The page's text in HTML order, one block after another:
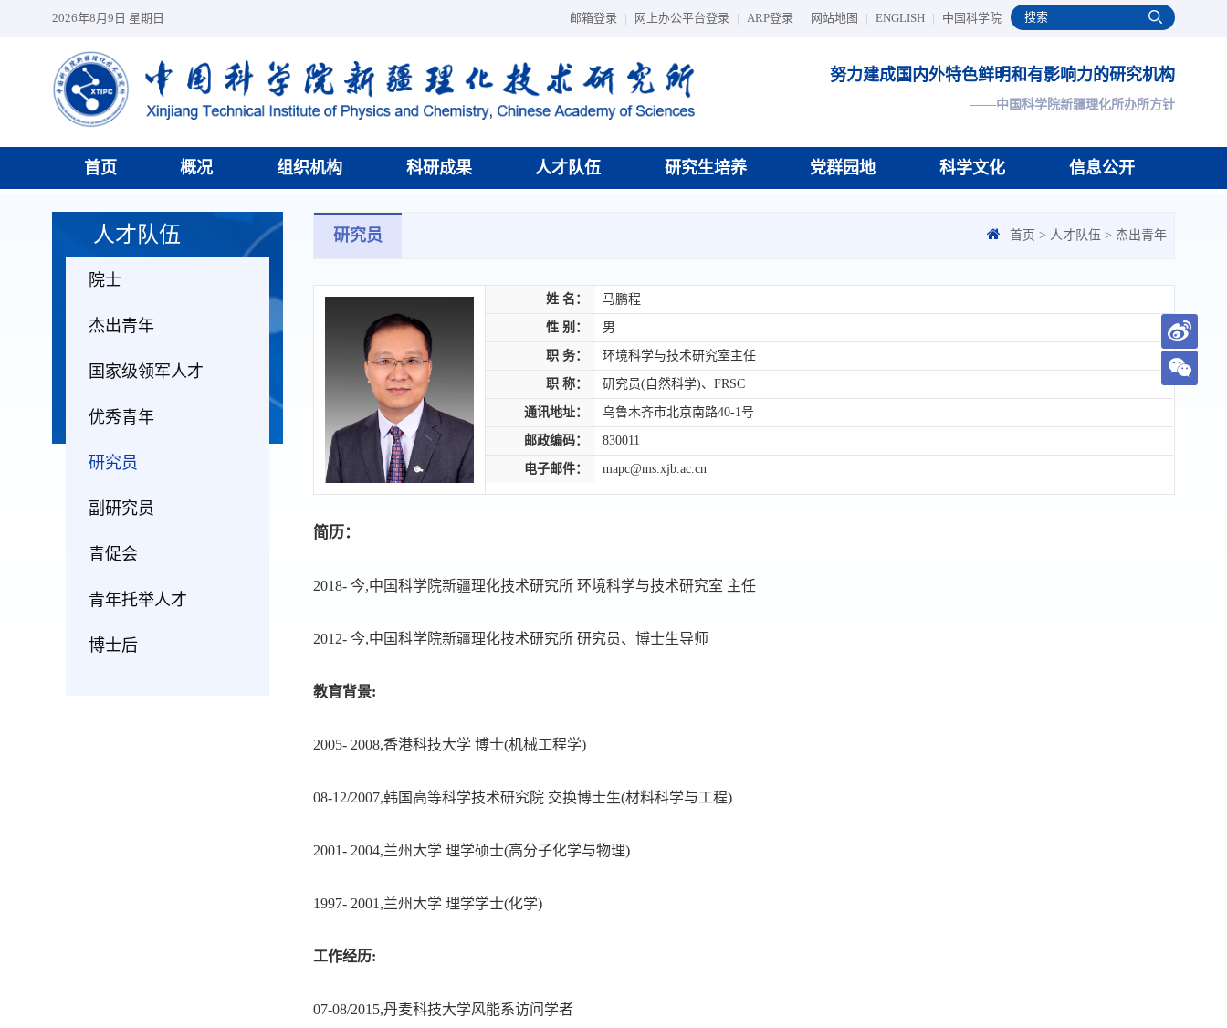
2026年8月9日 星期日 邮箱登录 | 网上办公平台登录 | ARP登录 | 网站地图 | ENGLISH | 中国科学院
努力建成国内外特色鲜明和有影响力的研究机构
——中国科学院新疆理化所办所方针
首页 概况 组织机构 科研成果 人才队伍 研究生培养 党群园地 科学文化 信息公开
人才队伍
院士
杰出青年
国家级领军人才
优秀青年
研究员
副研究员
青促会
青年托举人才
博士后
研究员 首页 > 人才队伍 > 杰出青年
姓 名： 马鹏程
性 别： 男
职 务： 环境科学与技术研究室主任
职 称： 研究员(自然科学)、FRSC
通讯地址： 乌鲁木齐市北京南路40-1号
邮政编码： 830011
电子邮件： mapc@ms.xjb.ac.cn
简历：
2018- 今,中国科学院新疆理化技术研究所 环境科学与技术研究室 主任
2012- 今,中国科学院新疆理化技术研究所 研究员、博士生导师
教育背景:
2005- 2008,香港科技大学 博士(机械工程学)
08-12/2007,韩国高等科学技术研究院 交换博士生(材料科学与工程)
2001- 2004,兰州大学 理学硕士(高分子化学与物理)
1997- 2001,兰州大学 理学学士(化学)
工作经历:
07-08/2015,丹麦科技大学风能系访问学者